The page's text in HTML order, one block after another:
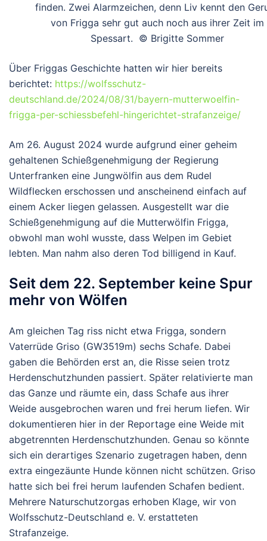
finden. Zwei Alarmzeichen, denn Liv kennt den
von Frigga sehr gut auch noch aus ihrer Zeit im
Spessart. © Brigitte Sommer
Über Friggas Geschichte hatten wir hier bereits
berichtet: https://wolfsschutz-
deutschland.de/2024/08/31/bayern-mutterwoelfin-
frigga-per-schiessbefehl-hingerichtet-strafanzeige/
Am 26. August 2024 wurde aufgrund einer geheim
gehaltenen Schießgenehmigung der Regierung
Unterfranken eine Jungwölfin aus dem Rudel
Wildflecken erschossen und anscheinend einfach auf
einem Acker liegen gelassen. Ausgestellt war die
Schießgenehmigung auf die Mutterwölfin Frigga,
obwohl man wohl wusste, dass Welpen im Gebiet
lebten. Man nahm also deren Tod billigend in Kauf.
Seit dem 22. September keine Spur
mehr von Wölfen
Am gleichen Tag riss nicht etwa Frigga, sondern
Vaterrüde Griso (GW3519m) sechs Schafe. Dabei
gaben die Behörden erst an, die Risse seien trotz
Herdenschutzhunden passiert. Später relativierte man
das Ganze und räumte ein, dass Schafe aus ihrer
Weide ausgebrochen waren und frei herum liefen. Wir
dokumentieren hier in der Reportage eine Weide mit
abgetrennten Herdenschutzhunden. Genau so könnte
sich ein derartiges Szenario zugetragen haben, denn
extra eingezäunte Hunde können nicht schützen. Griso
hatte sich bei frei herum laufenden Schafen bedient.
Mehrere Naturschutzorgas erhoben Klage, wir von
Wolfsschutz-Deutschland e. V. erstatteten
Strafanzeige.